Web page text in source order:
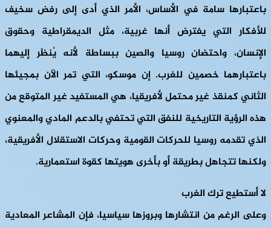
باعتبارها سامة في الأساس، الأمر الذي أدى إلى رفض سخيف
للأفكار التي يفترض أنها غربية، مثل الديمقراطية وحقوق
الإنسان، واحتضان روسيا والصين ببساطة لأنه يُنظَر إليهما
باعتبارهما خصمين للغرب. إن موسكو، التي تمر الآن بمجيئها
الثاني كمنقذ غير محتمل لأفريقيا، هي المستفيد غير المتوقع من
هذه الرؤية التاريخية للنفق التي تحتفي بالدعم المادي والمعنوي
الذي تقدمه روسيا للحركات القومية وحركات الاستقلال الأفريقية،
ولكنها تتجاهل بطريقة أو بأخرى هويتها كقوة استعمارية.
لا أستطيع ترك الغرب
وعلى الرغم من انتشارها وبروزها سياسيا، فإن المشاعر المعادية